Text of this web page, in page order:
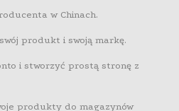
w Chinach.
produkt i swoją markę.
i stworzyć prostą stronę z
produkty do magazynów